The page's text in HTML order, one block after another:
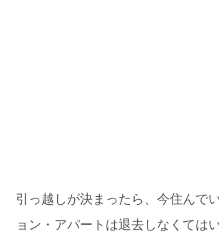
引っ越しが決まったら、今住んで
ョン・アパートは退去しなくては